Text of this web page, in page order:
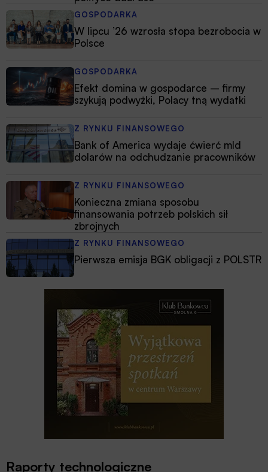
GOSPODARKA
W lipcu ’26 wzrosła stopa bezrobocia w
Polsce
GOSPODARKA
Efekt domina w gospodarce – firmy
szykują podwyżki, Polacy tną wydatki
Z RYNKU FINANSOWEGO
Bank of America wydaje ćwierć mld
dolarów na odchudzanie pracowników
Z RYNKU FINANSOWEGO
Konieczna zmiana sposobu
finansowania potrzeb polskich sił
zbrojnych
Z RYNKU FINANSOWEGO
Pierwsza emisja BGK obligacji z POLSTR
Raporty technologiczne